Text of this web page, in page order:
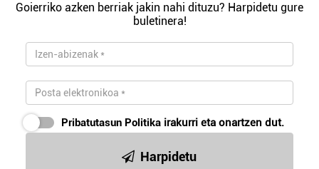
Goierriko azken berriak jakin nahi dituzu? Harpidetu gure
buletinera!
Pribatutasun Politika irakurri eta onartzen dut.
Harpidetu